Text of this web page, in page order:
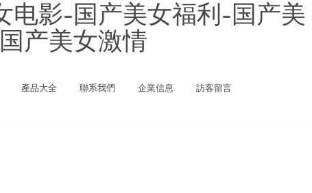
电影-国产美女福利-国产美
产美女激情
產品大全 聯系我們 企業信息 訪客留言